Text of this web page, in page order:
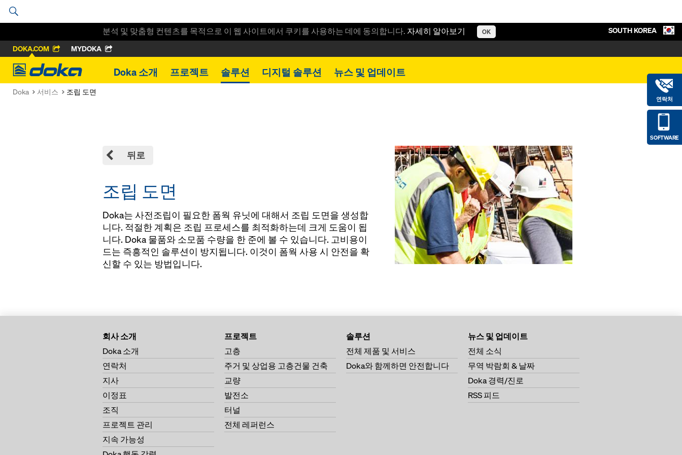
분석 및 맞춤형 컨텐츠를 목적으로 이 웹 사이트에서 쿠키를 사용하는 데에 동의합니다. 자세히 알아보기 OK
DOKA.COM MYDOKA
Doka
Doka 소개 프로젝트 솔루션 디지털 솔루션 뉴스 및 업데이트
연락처
SOFTWARE
SOUTH KOREA
Doka 서비스 조립 도면
뒤로
조립 도면
Doka는 사전조립이 필요한 폼웍 유닛에 대해서 조립 도면을 생성합
니다. 적절한 계획은 조립 프로세스를 최적화하는데 크게 도움이 됩
니다. Doka 물품와 소모품 수량을 한 준에 볼 수 있습니다. 고비용이
드는 즉흥적인 솔루션이 방지됩니다. 이것이 폼웍 사용 시 안전을 확
신할 수 있는 방법입니다.
회사 소개
Doka 소개
연락처
지사
이정표
조직
프로젝트 관리
지속 가능성
프로젝트
고층
주거 및 상업용 고층건물 건축
교량
발전소
터널
전체 레퍼런스
솔루션
전체 제품 및 서비스
Doka와 함께하면 안전합니다
뉴스 및 업데이트
전체 소식
무역 박람회 & 날짜
Doka 경력/진로
RSS 피드